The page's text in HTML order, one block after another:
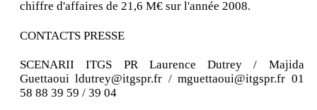
chiffre d'affaires de 21,6 M€ sur l'année 2008.
CONTACTS PRESSE
SCENARII ITGS PR Laurence Dutrey / Majida
Guettaoui ldutrey@itgspr.fr / mguettaoui@itgspr.fr 01
58 88 39 59 / 39 04